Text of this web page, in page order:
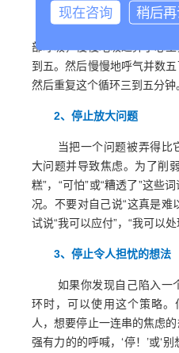
这个练习能很快中断焦
部呼吸，慢慢地吸过鼻子心
到五。然后慢慢地呼气并数
然后重复这个循环三到五分钟
2、停止放大问题
当把一个问题被弄得比
大问题并导致焦虑。为了削
糕”，“可怕”或“糟透了”这些
况。不要对自己说“这真是难
试说“我可以应付”，“我可以处
3、停止令人担忧的想法
如果你发现自己陷入一
环时，可以使用这个策略
人，想要停止一连串的焦虑
强有力的的呼喊，‘停！’或‘
现在咨询 稍后